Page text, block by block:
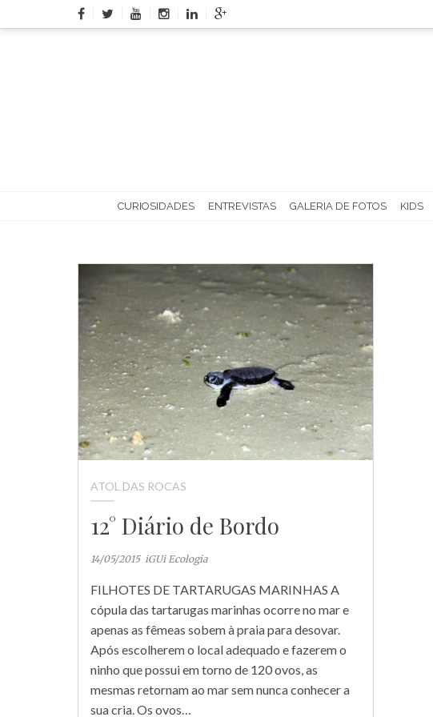
to
CURIOSIDADES ENTREVISTAS GALERIA DE FOTOS KIDS
ATOL DAS ROCAS
12° Diário de Bordo
14/05/2015 iGUi Ecologia
FILHOTES DE TARTARUGAS MARINHAS A
cópula das tartarugas marinhas ocorre no mar e
apenas as fêmeas sobem à praia para desovar.
Após escolherem o local adequado e fazerem o
ninho que possui em torno de 120 ovos, as
mesmas retornam ao mar sem nunca conhecer a
sua cria. Os ovos…